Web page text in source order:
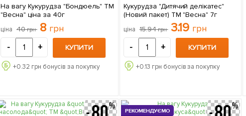
На вагу Кукурудза "Бондюель" ТМ
"Весна" ціна за 40г
ціна 40грн 8 грн
- + КУПИТИ
+0.32 грн бонусів за покупку
Кукурудза "Дитячий делікатес"
(Новий пакет) ТМ "Весна" 7г
ціна 15.94грн 3.19 грн
- + КУПИТИ
+0.13 грн бонусів за покупку
РЕКОМЕНДУЄМО